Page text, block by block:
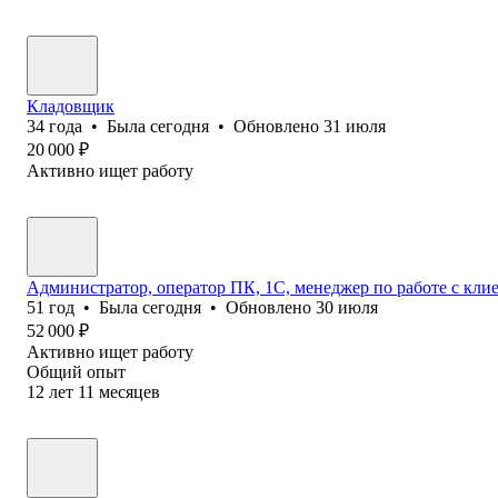
Кладовщик
34 года • Была сегодня • Обновлено 31 июля
20 000 ₽
Активно ищет работу
Администратор, оператор ПК, 1С, менеджер по работе с
51 год • Была сегодня • Обновлено 30 июля
52 000 ₽
Активно ищет работу
Общий опыт
12 лет 11 месяцев